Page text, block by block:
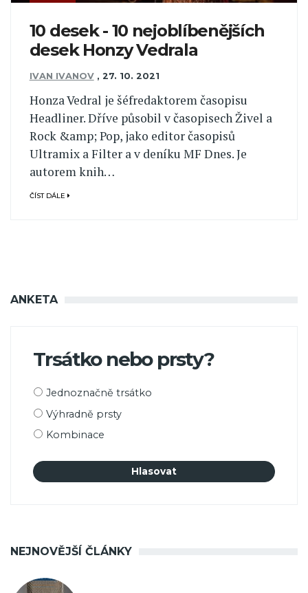
10 desek - 10 nejoblíbenějších
desek Honzy Vedrala
IVAN IVANOV , 27. 10. 2021
Honza Vedral je šéfredaktorem časopisu
Headliner. Dříve působil v časopisech Živel a
Rock &amp; Pop, jako editor časopisů
Ultramix a Filter a v deníku MF Dnes. Je
autorem knih…
ČÍST DÁLE
ANKETA
Trsátko nebo prsty?
Možnosti
Jednoznačně trsátko
Výhradně prsty
Kombinace
NEJNOVĚJŠÍ ČLÁNKY